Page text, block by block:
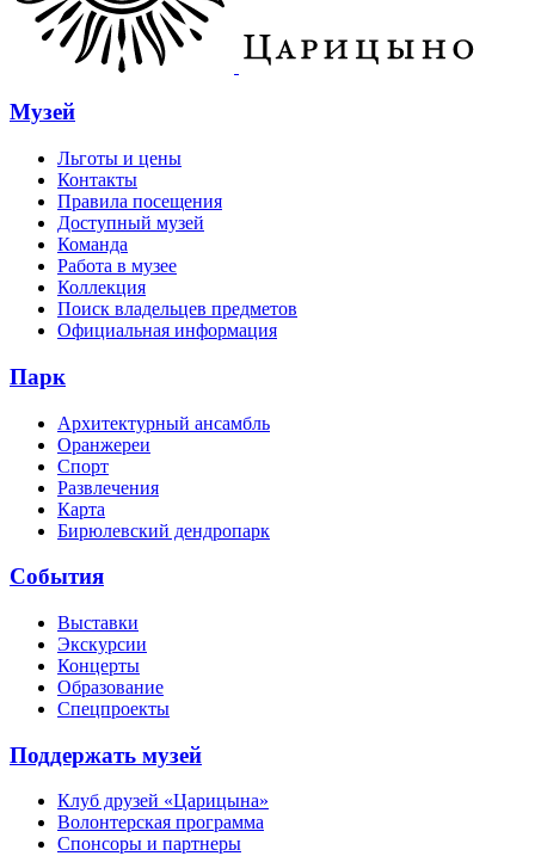
Музей
Льготы и цены
Контакты
Правила посещения
Доступный музей
Команда
Работа в музее
Коллекция
Поиск владельцев предметов
Официальная информация
Парк
Архитектурный ансамбль
Оранжереи
Спорт
Развлечения
Карта
Бирюлевский дендропарк
События
Выставки
Экскурсии
Концерты
Образование
Спецпроекты
Поддержать музей
Клуб друзей «Царицына»
Волонтерская программа
Спонсоры и партнеры